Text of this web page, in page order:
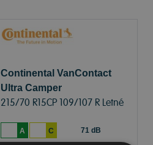
Continental VanContact
Ultra Camper
215/70 R15CP 109/107 R Letné
A C 71 dB